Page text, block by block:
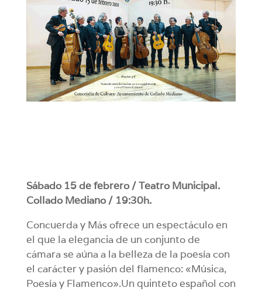
Sábado 15 de febrero / Teatro Municipal.
Collado Mediano / 19:30h.
Concuerda y Más ofrece un espectáculo en
el que la elegancia de un conjunto de
cámara se aúna a la belleza de la poesía con
el carácter y pasión del flamenco: «Música,
Poesía y Flamenco».Un quinteto español con